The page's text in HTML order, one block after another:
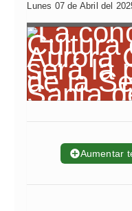
Lunes 07 de Abril del
➕Aumentar